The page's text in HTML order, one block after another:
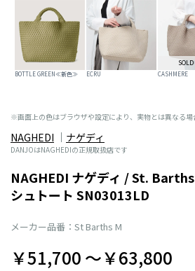
BOTTLE GREEN≪新色≫ ECRU CASHMERE
※画面上の色はブラウザや設定により、実物とは異なる場
NAGHEDI ナゲディ
DANJOはNAGHEDIの正規取扱店です
NAGHEDI ナゲディ / St.
シュトート SN03013LD
メーカー品番：St Barths M
￥51,700 〜￥63,800